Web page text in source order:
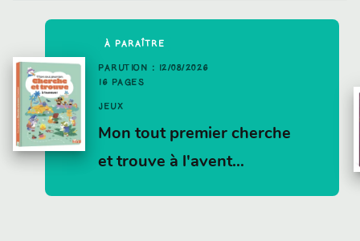
À PARAÎTRE
PARUTION : 12/08/2026
16 PAGES
JEUX
Mon tout premier cherche
et trouve à l'avent…